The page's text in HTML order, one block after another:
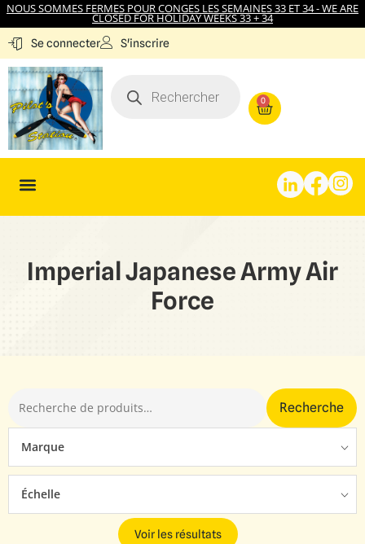
NOUS SOMMES FERMES POUR CONGES LES SEMAINES 33 ET 34 - WE ARE
CLOSED FOR HOLIDAY WEEKS 33 + 34
Se connecter S'inscrire
0
Imperial Japanese Army Air
Force
Recherche
Marque
Échelle
Voir les résultats